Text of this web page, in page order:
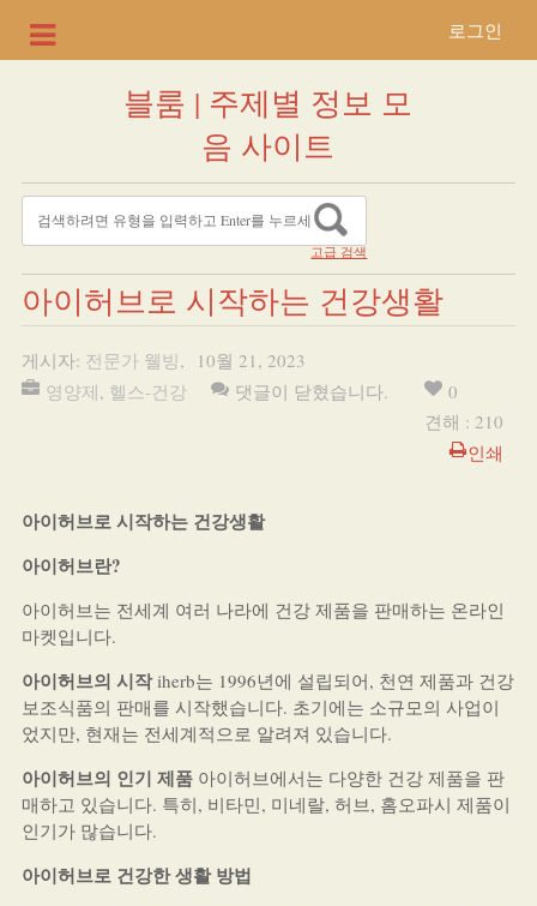
로그인
블룸 | 주제별 정보 모
음 사이트
고급 검색
아이허브로 시작하는 건강생활
게시자: 전문가 웰빙,
10월 21, 2023
영양제, 헬스-건강 댓글이 닫혔습니다.
0
견해 : 210
인쇄
아이허브로 시작하는 건강생활
아이허브란?
아이허브는 전세계 여러 나라에 건강 제품을 판매하는 온라인
마켓입니다.
아이허브의 시작iherb는 1996년에 설립되어, 천연 제품과 건강
보조식품의 판매를 시작했습니다. 초기에는 소규모의 사업이
었지만, 현재는 전세계적으로 알려져 있습니다.
아이허브의 인기 제품아이허브에서는 다양한 건강 제품을 판
매하고 있습니다. 특히, 비타민, 미네랄, 허브, 홈오파시 제품이
인기가 많습니다.
아이허브로 건강한 생활 방법